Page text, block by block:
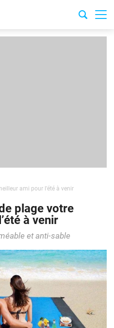
ami pour l’été à venir
plage votre
à venir
et anti-sable